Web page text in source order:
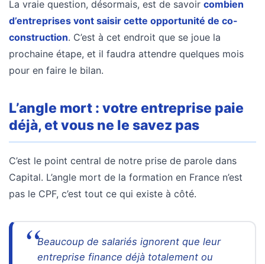
La vraie question, désormais, est de savoir combien
d’entreprises vont saisir cette opportunité de co-
construction. C’est à cet endroit que se joue la
prochaine étape, et il faudra attendre quelques mois
pour en faire le bilan.
L’angle mort : votre entreprise paie
déjà, et vous ne le savez pas
C’est le point central de notre prise de parole dans
Capital. L’angle mort de la formation en France n’est
pas le CPF, c’est tout ce qui existe à côté.
Beaucoup de salariés ignorent que leur
entreprise finance déjà totalement ou